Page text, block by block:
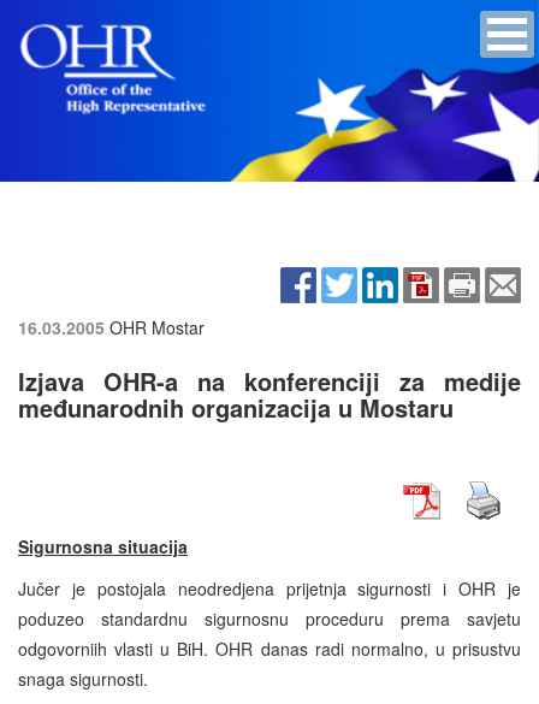
16.03.2005 OHR Mostar
Izjava OHR-a na konferenciji za medije
međunarodnih organizacija u Mostaru
Sigurnosna situacija
Jučer je postojala neodredjena prijetnja sigurnosti i OHR je
poduzeo standardnu sigurnosnu proceduru prema savjetu
odgovorniih vlasti u BiH. OHR danas radi normalno, u prisustvu
snaga sigurnosti.